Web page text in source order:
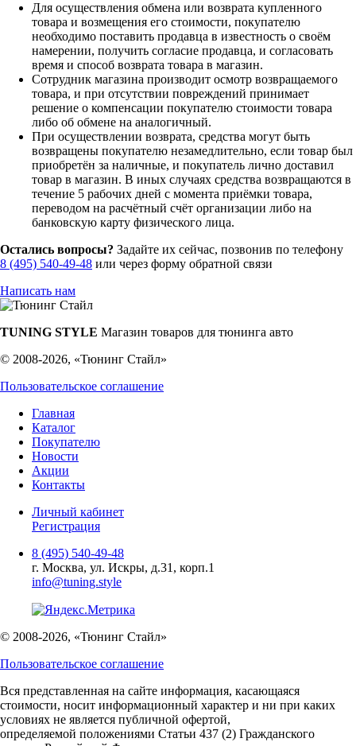
Для осуществления обмена или возврата купленного
товара и возмещения его стоимости, покупателю
необходимо поставить продавца в известность о своём
намерении, получить согласие продавца, и согласовать
время и способ возврата товара в магазин.
Сотрудник магазина производит осмотр возвращаемого
товара, и при отсутствии повреждений принимает
решение о компенсации покупателю стоимости товара
либо об обмене на аналогичный.
При осуществлении возврата, средства могут быть
возвращены покупателю незамедлительно, если товар был
приобретён за наличные, и покупатель лично доставил
товар в магазин. В иных случаях средства возвращаются в
течение 5 рабочих дней с момента приёмки товара,
переводом на расчётный счёт организации либо на
банковскую карту физического лица.
Остались вопросы? Задайте их сейчас, позвонив по телефону
8 (495) 540-49-48 или через форму обратной связи
Написать нам
TUNING STYLE Магазин товаров для тюнинга авто
© 2008-2026, «Тюнинг Стайл»
Пользовательское соглашение
Главная
Каталог
Покупателю
Новости
Акции
Контакты
Личный кабинет
Регистрация
8 (495) 540-49-48
г. Москва, ул. Искры, д.31, корп.1
info@tuning.style
© 2008-2026, «Тюнинг Стайл»
Пользовательское соглашение
Вся представленная на сайте информация, касающаяся
стоимости, носит информационный характер и ни при каких
условиях не является публичной офертой,
определяемой положениями Статьи 437 (2) Гражданского